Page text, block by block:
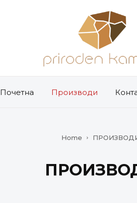
Почетна Производи
Home